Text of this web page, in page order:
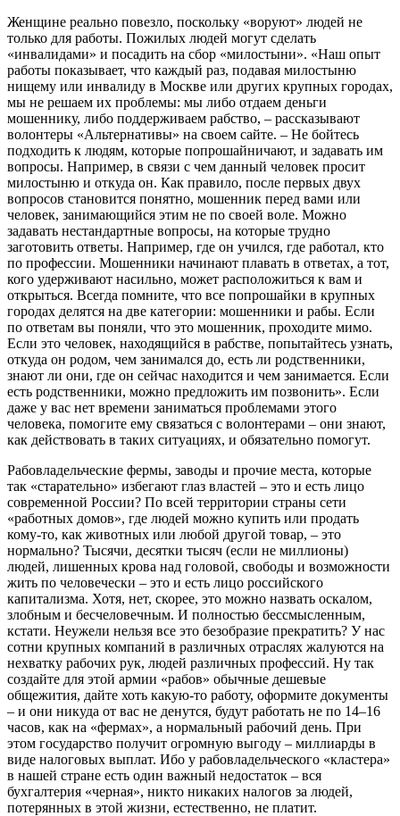
Женщине реально повезло, поскольку «воруют» людей не
только для работы. Пожилых людей могут сделать
«инвалидами» и посадить на сбор «милостыни». «Наш опыт
работы показывает, что каждый раз, подавая милостыню
нищему или инвалиду в Москве или других крупных городах,
мы не решаем их проблемы: мы либо отдаем деньги
мошеннику, либо поддерживаем рабство, – рассказывают
волонтеры «Альтернативы» на своем сайте. – Не бойтесь
подходить к людям, которые попрошайничают, и задавать им
вопросы. Например, в связи с чем данный человек просит
милостыню и откуда он. Как правило, после первых двух
вопросов становится понятно, мошенник перед вами или
человек, занимающийся этим не по своей воле. Можно
задавать нестандартные вопросы, на которые трудно
заготовить ответы. Например, где он учился, где работал, кто
по профессии. Мошенники начинают плавать в ответах, а тот,
кого удерживают насильно, может расположиться к вам и
открыться. Всегда помните, что все попрошайки в крупных
городах делятся на две категории: мошенники и рабы. Если
по ответам вы поняли, что это мошенник, проходите мимо.
Если это человек, находящийся в рабстве, попытайтесь узнать,
откуда он родом, чем занимался до, есть ли родственники,
знают ли они, где он сейчас находится и чем занимается. Если
есть родственники, можно предложить им позвонить». Если
даже у вас нет времени заниматься проблемами этого
человека, помогите ему связаться с волонтерами – они знают,
как действовать в таких ситуациях, и обязательно помогут.
Рабовладельческие фермы, заводы и прочие места, которые
так «старательно» избегают глаз властей – это и есть лицо
современной России? По всей территории страны сети
«работных домов», где людей можно купить или продать
кому-то, как животных или любой другой товар, – это
нормально? Тысячи, десятки тысяч (если не миллионы)
людей, лишенных крова над головой, свободы и возможности
жить по человечески – это и есть лицо российского
капитализма. Хотя, нет, скорее, это можно назвать оскалом,
злобным и бесчеловечным. И полностью бессмысленным,
кстати. Неужели нельзя все это безобразие прекратить? У нас
сотни крупных компаний в различных отраслях жалуются на
нехватку рабочих рук, людей различных профессий. Ну так
создайте для этой армии «рабов» обычные дешевые
общежития, дайте хоть какую-то работу, оформите документы
– и они никуда от вас не денутся, будут работать не по 14–16
часов, как на «фермах», а нормальный рабочий день. При
этом государство получит огромную выгоду – миллиарды в
виде налоговых выплат. Ибо у рабовладельческого «кластера»
в нашей стране есть один важный недостаток – вся
бухгалтерия «черная», никто никаких налогов за людей,
потерянных в этой жизни, естественно, не платит.